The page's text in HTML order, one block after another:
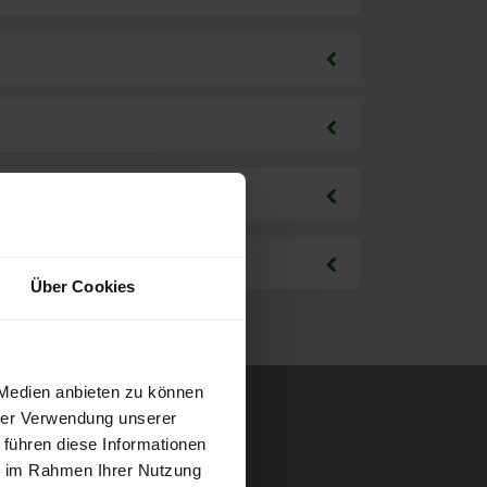
Über Cookies
anbieten zu können
Verwendung unserer
diese Informationen
Rahmen Ihrer Nutzung